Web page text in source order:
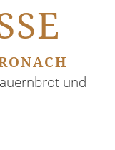
und